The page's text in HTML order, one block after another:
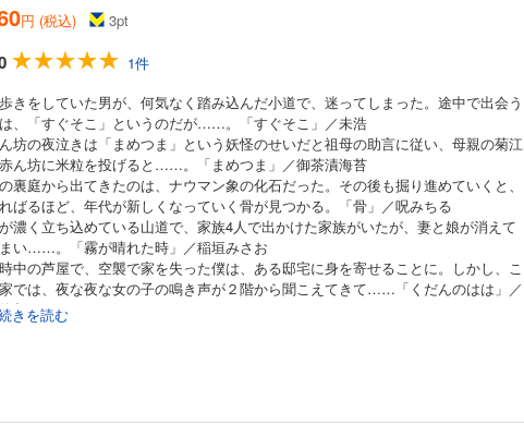
円 (税込) 3pt
1件
きをしていた男が、何気なく踏み込んだ小道で、迷ってしまった。途中で出会う
、「すぐそこ」というのだが……。「すぐそこ」／未浩
坊の夜泣きは「まめつま」という妖怪のせいだと祖母の助言に従い、母親の菊江
ん坊に米粒を投げると……。「まめつま」／御茶漬海苔
裏庭から出てきたのは、ナウマン象の化石だった。その後も掘り進めていくと、
ばるほど、年代が新しくなっていく骨が見つかる。「骨」／呪みちる
濃く立ち込めている山道で、家族4人で出かけた家族がいたが、妻と娘が消えて
い……。「霧が晴れた時」／稲垣みさお
中の芦屋で、空襲で家を失った僕は、ある邸宅に身を寄せることに。しかし、こ
では、夜な夜な女の子の鳴き声が２階から聞こえてきて……「くだんのはは」／
都
５編＋解説付きで、思う存分、ＳＦの巨匠・小松左京のホラーの世界を堪能できま
きを読む